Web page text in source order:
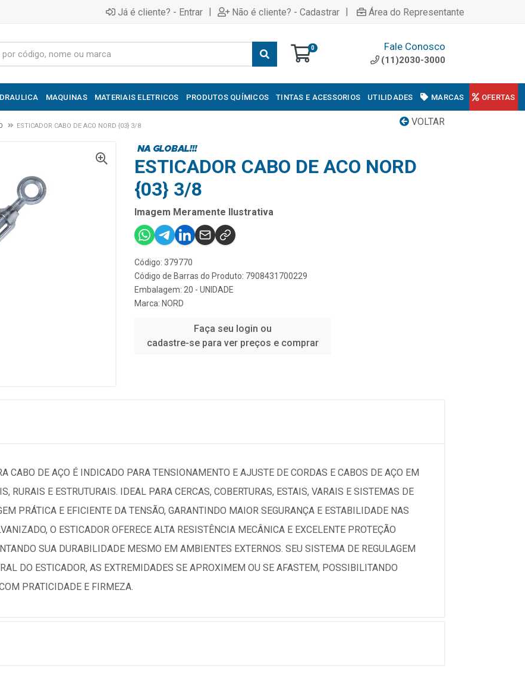
Já é cliente? - Entrar | Não é cliente? - Cadastrar | Área do Representante
0 Fale Conosco
(11)2030-3000
MAQUINAS MATERIAIS ELETRICOS PRODUTOS QUÍMICOS TINTAS E ACESSORIOS UTILIDADES MARCAS OFERTAS
VOLTAR
ESTICADOR CABO DE ACO NORD {03} 3/8
ESTICADOR CABO DE ACO NORD
{03} 3/8
Imagem Meramente Ilustrativa
Código: 379770
Código de Barras do Produto: 7908431700229
Embalagem: 20 - UNIDADE
Marca: NORD
Faça seu login ou
cadastre-se para ver preços e comprar
CABO DE AÇO É INDICADO PARA TENSIONAMENTO E AJUSTE DE CORDAS E CABOS DE AÇO EM
RURAIS E ESTRUTURAIS. IDEAL PARA CERCAS, COBERTURAS, ESTAIS, VARAIS E SISTEMAS DE
PRÁTICA E EFICIENTE DA TENSÃO, GARANTINDO MAIOR SEGURANÇA E ESTABILIDADE NAS
O ESTICADOR OFERECE ALTA RESISTÊNCIA MECÂNICA E EXCELENTE PROTEÇÃO
SUA DURABILIDADE MESMO EM AMBIENTES EXTERNOS. SEU SISTEMA DE REGULAGEM
DO ESTICADOR, AS EXTREMIDADES SE APROXIMEM OU SE AFASTEM, POSSIBILITANDO
PRATICIDADE E FIRMEZA.